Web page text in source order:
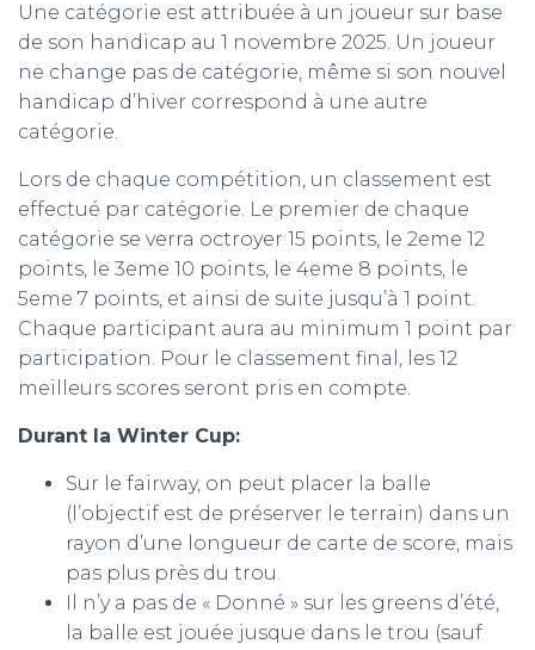
Une catégorie est attribuée à un joueur sur base
de son handicap au 1 novembre 2025. Un joueur
ne change pas de catégorie, même si son nouvel
handicap d’hiver correspond à une autre
catégorie.
Lors de chaque compétition, un classement est
effectué par catégorie. Le premier de chaque
catégorie se verra octroyer 15 points, le 2eme 12
points, le 3eme 10 points, le 4eme 8 points, le
5eme 7 points, et ainsi de suite jusqu’à 1 point.
Chaque participant aura au minimum 1 point par
participation. Pour le classement final, les 12
meilleurs scores seront pris en compte.
Durant la Winter Cup:
Sur le fairway, on peut placer la balle
(l’objectif est de préserver le terrain) dans un
rayon d’une longueur de carte de score, mais
pas plus près du trou.
Il n’y a pas de « Donné » sur les greens d’été,
la balle est jouée jusque dans le trou (sauf